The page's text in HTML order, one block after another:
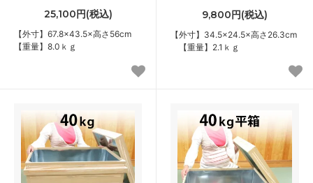
25,100円(税込)
【外寸】67.8×43.5×高さ56cm
【重量】8.0ｋｇ
9,800円(税込)
【外寸】34.5×24.5×高さ26.3cm
【重量】2.1ｋｇ